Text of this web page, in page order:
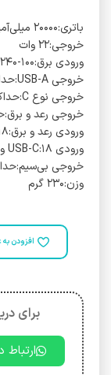
باتری:۲۰۰۰۰ میلی‌آمپر ساعت، لیتیوم پلیمری
خروجی:۲۲ وات
ورودی برق:۱۰۰-۲۴۰ ولت
خروجی USB-A:حداکثر ۲۲.۵ وات
خروجی نوع C:حداکثر ۲۰ وات
خروجی رعد و
ورودی رعد و برق:۱۸ وات
ورودی USB-C:۱۸ وات
خروجی بی‌سیم:حداکثر
وزن:۲۳۰ گرم
افزودن
برای